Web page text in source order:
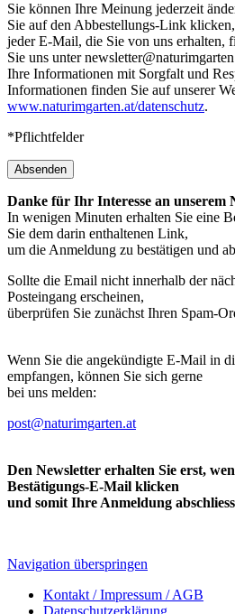
Sie können Ihre Meinung jederzeit
Sie auf den Abbestellungs-Link
jeder E-Mail, die Sie von uns erhalten,
Sie uns unter
Ihre Informationen mit Sorgfalt und
Informationen finden Sie auf unserer
www.naturimgarten.at/datenschutz.
*Pflichtfelder
Absenden
Danke für Ihr Interesse an unserem
In wenigen Minuten erhalten Sie eine
Sie dem darin enthaltenen Link,
um die Anmeldung zu bestätigen und
Sollte die Email nicht innerhalb der
Posteingang erscheinen,
überprüfen Sie zunächst Ihren Spam-
Wenn Sie die angekündigte E-Mail in
empfangen, können Sie sich gerne
bei uns melden:
post@naturimgarten.at
Den Newsletter erhalten Sie erst,
Bestätigungs-E-Mail klicken
und somit Ihre Anmeldung
Navigation überspringen
Kontakt / Impressum / AGB
Datenschutzerklärung